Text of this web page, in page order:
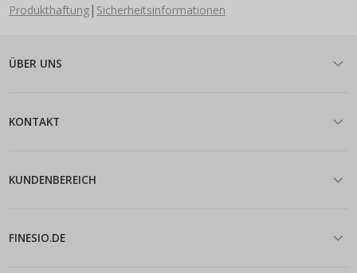
Produkthaftung| Sicherheitsinformationen
ÜBER UNS
KONTAKT
KUNDENBEREICH
FINESIO.DE